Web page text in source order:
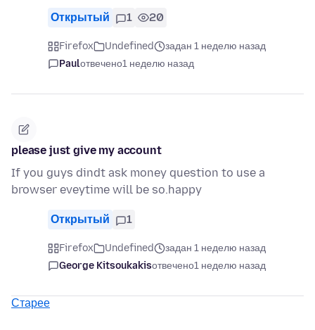
Открытый 1 20
Firefox Undefined
задан 1 неделю назад
Paulотвечено1 неделю назад
please just give my account
If you guys dindt ask money question to use a
browser eveytime will be so.happy
Открытый 1
Firefox Undefined
задан 1 неделю назад
George Kitsoukakisотвечено1 неделю назад
Старее